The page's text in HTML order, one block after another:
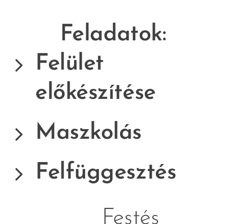
Feladatok:
Felület
előkészítése
Maszkolás
Felfüggesztés
🌫️ Festés